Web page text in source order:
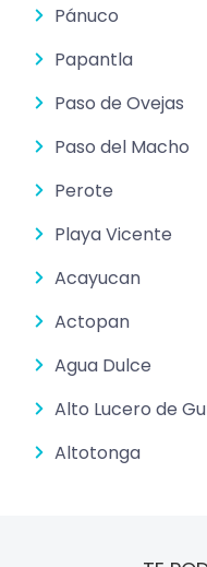
Pánuco
Papantla
Paso de Ovejas
Paso del Macho
Perote
Playa Vicente
Acayucan
Actopan
Agua Dulce
Alto Lucero de
Altotonga